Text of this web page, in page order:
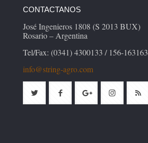
CONTACTANOS
José Ingenieros 1808 (S 2013 BUX)
Rosario – Argentina
Tel/Fax: (0341) 4300133 / 156-163163
info@string-agro.com